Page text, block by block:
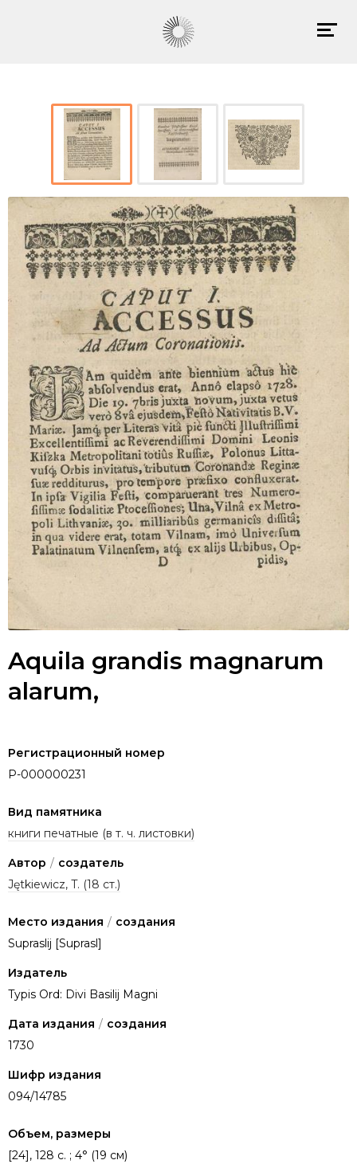
Aquila grandis magnarum
alarum,
Регистрационный номер
P-000000231
Вид памятника
книги печатные (в т. ч. листовки)
Автор / создатель
Jętkiewicz, T. (18 ст.)
Место издания / создания
Supraslij [Suprasl]
Издатель
Typis Ord: Divi Basilij Magni
Дата издания / создания
1730
Шифр издания
094/14785
Объем, размеры
[24], 128 c. ; 4° (19 см)